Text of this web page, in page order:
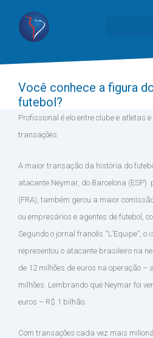
Você conhece a figura
futebol?
Profissional é elo entre clube e atletas
transações
A maior transação da história do
atacante Neymar, do Barcelona
(FRA), também gerou a maior
ou empresários e agentes de futebol,
Segundo o jornal francês “L’Equipe”,
representou o atacante brasileiro na
de 12 milhões de euros na operação –
milhões. Lembrando que Neymar foi
euros – R$ 1 bilhão.
Com transações cada vez mais